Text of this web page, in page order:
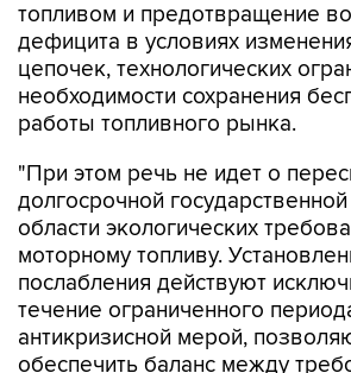
топливом и предотвращение
дефицита в условиях
цепочек, технологических
необходимости сохранения
работы топливного рынка.
"При этом речь не идет о
долгосрочной
области экологических
моторному топливу.
послабления действуют
течение ограниченного
антикризисной мерой,
обеспечить баланс между